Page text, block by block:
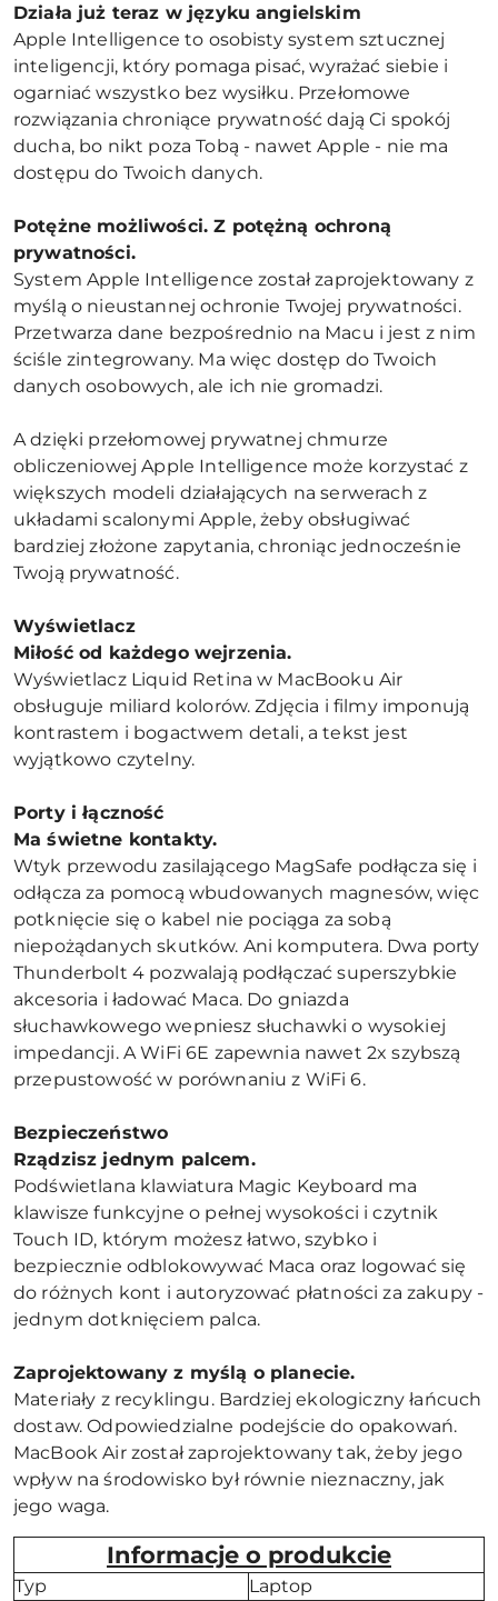
Działa już teraz w języku angielskim
Apple Intelligence to osobisty system sztucznej
inteligencji, który pomaga pisać, wyrażać siebie i
ogarniać wszystko bez wysiłku. Przełomowe
rozwiązania chroniące prywatność dają Ci spokój
ducha, bo nikt poza Tobą - nawet Apple - nie ma
dostępu do Twoich danych.
Potężne możliwości. Z potężną ochroną
prywatności.
System Apple Intelligence został zaprojektowany z
myślą o nieustannej ochronie Twojej prywatności.
Przetwarza dane bezpośrednio na Macu i jest z nim
ściśle zintegrowany. Ma więc dostęp do Twoich
danych osobowych, ale ich nie gromadzi.
A dzięki przełomowej prywatnej chmurze
obliczeniowej Apple Intelligence może korzystać z
większych modeli działających na serwerach z
układami scalonymi Apple, żeby obsługiwać
bardziej złożone zapytania, chroniąc jednocześnie
Twoją prywatność.
Wyświetlacz
Miłość od każdego wejrzenia.
Wyświetlacz Liquid Retina w MacBooku Air
obsługuje miliard kolorów. Zdjęcia i filmy imponują
kontrastem i bogactwem detali, a tekst jest
wyjątkowo czytelny.
Porty i łączność
Ma świetne kontakty.
Wtyk przewodu zasilającego MagSafe podłącza się i
odłącza za pomocą wbudowanych magnesów, więc
potknięcie się o kabel nie pociąga za sobą
niepożądanych skutków. Ani komputera. Dwa porty
Thunderbolt 4 pozwalają podłączać superszybkie
akcesoria i ładować Maca. Do gniazda
słuchawkowego wepniesz słuchawki o wysokiej
impedancji. A WiFi 6E zapewnia nawet 2x szybszą
przepustowość w porównaniu z WiFi 6.
Bezpieczeństwo
Rządzisz jednym palcem.
Podświetlana klawiatura Magic Keyboard ma
klawisze funkcyjne o pełnej wysokości i czytnik
Touch ID, którym możesz łatwo, szybko i
bezpiecznie odblokowywać Maca oraz logować się
do różnych kont i autoryzować płatności za zakupy -
jednym dotknięciem palca.
Zaprojektowany z myślą o planecie.
Materiały z recyklingu. Bardziej ekologiczny łańcuch
dostaw. Odpowiedzialne podejście do opakowań.
MacBook Air został zaprojektowany tak, żeby jego
wpływ na środowisko był równie nieznaczny, jak
jego waga.
Informacje o produkcie
Typ
Laptop